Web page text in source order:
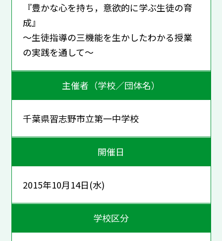
『豊かな心を持ち，意欲的に学ぶ生徒の育
成』
～生徒指導の三機能を生かしたわかる授業
の実践を通して～
主催者（学校／団体名）
千葉県習志野市立第一中学校
開催日
2015年10月14日(水)
学校区分